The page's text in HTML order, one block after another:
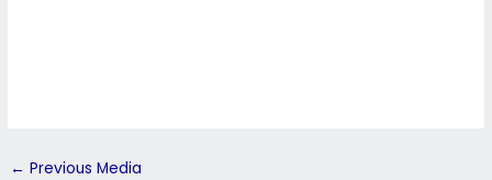
← Previous Media